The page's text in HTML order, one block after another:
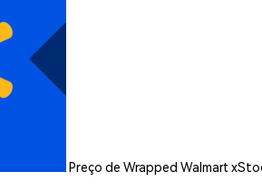
Preço de Wrapped Walmart